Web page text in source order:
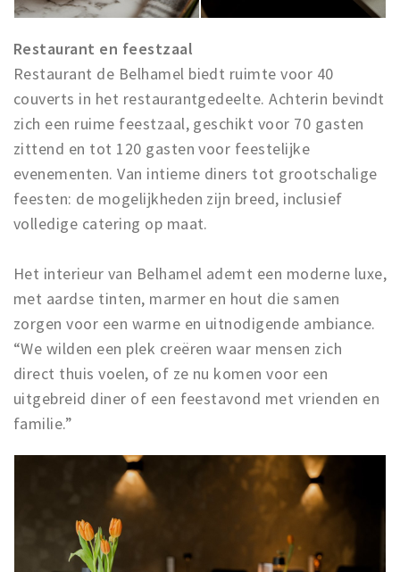
Restaurant en feestzaal
Restaurant de Belhamel biedt ruimte voor 40
couverts in het restaurantgedeelte. Achterin bevindt
zich een ruime feestzaal, geschikt voor 70 gasten
zittend en tot 120 gasten voor feestelijke
evenementen. Van intieme diners tot grootschalige
feesten: de mogelijkheden zijn breed, inclusief
volledige catering op maat.
Het interieur van Belhamel ademt een moderne luxe,
met aardse tinten, marmer en hout die samen
zorgen voor een warme en uitnodigende ambiance.
“We wilden een plek creëren waar mensen zich
direct thuis voelen, of ze nu komen voor een
uitgebreid diner of een feestavond met vrienden en
familie.”